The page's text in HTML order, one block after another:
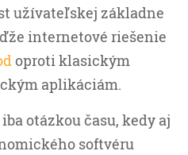
užívateľskej základne
internetové riešenie
oproti klasickým
aplikáciám.
otázkou času, kedy aj
softvéru